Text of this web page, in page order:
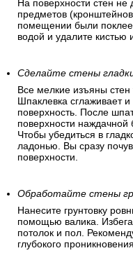
На поверхности стен не
предметов
помещении были
водой и удалите кистью
Сделайте стены
Все мелкие изъяны
Шпаклевка сглаживает
поверхность. После
поверхности наждачной
Чтобы убедиться в
ладонью. Вы сразу
поверхности.
Обработайте стены
Нанесите грунтовку
помощью валика.
потолок и пол.
глубокого